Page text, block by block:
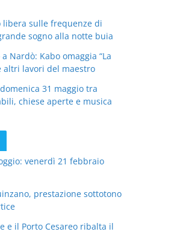
libera sulle frequenze di
sogno alla notte buia
Nardò: Kabo omaggia “La
altri lavori del maestro
31 maggio tra
chiese aperte e musica
venerdì 21 febbraio
prestazione sottotono
e il Porto Cesareo ribalta il